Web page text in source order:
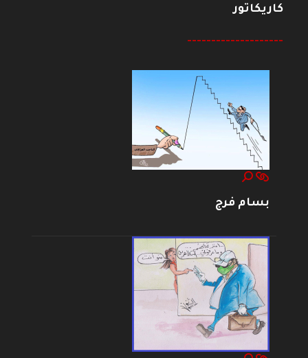
كاريكاتور
--------------------
بسام فرج